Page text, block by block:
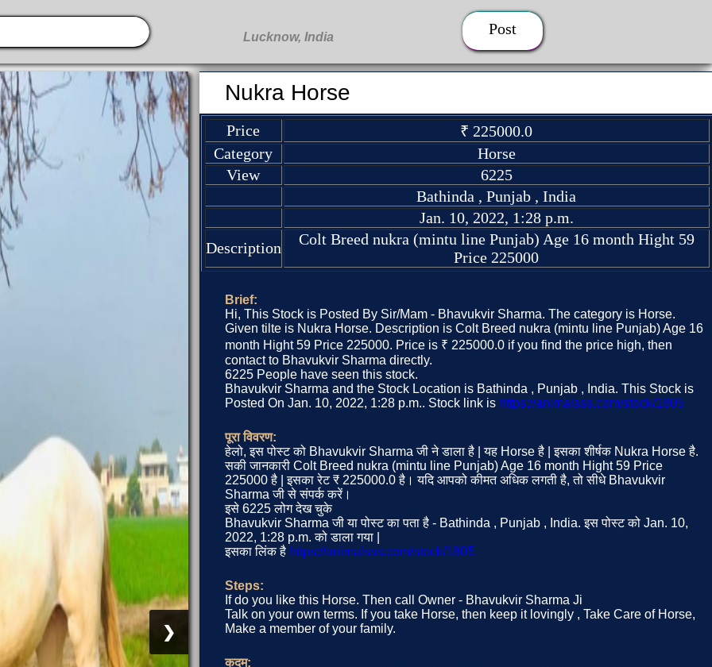
Post
❯
Nukra Horse
Price
₹ 225000.0
Category
Horse
View
6225
Bathinda , Punjab , India
Jan. 10, 2022, 1:28 p.m.
Description
Colt Breed nukra (mintu line Punjab) Age 16 month Hight 59
Price 225000
Brief:
Hi, This Stock is Posted By Sir/Mam - Bhavukvir Sharma. The category is Horse.
Given tilte is Nukra Horse. Description is Colt Breed nukra (mintu line Punjab) Age 16
month Hight 59 Price 225000. Price is ₹ 225000.0 if you find the price high, then
contact to Bhavukvir Sharma directly.
6225 People have seen this stock.
Bhavukvir Sharma and the Stock Location is Bathinda , Punjab , India. This Stock is
Posted On Jan. 10, 2022, 1:28 p.m.. Stock link is https://animalsss.com/stock/1805
पूरा विवरण:
हेलो, इस पोस्ट को Bhavukvir Sharma जी ने डाला है | यह Horse है | इसका शीर्षक Nukra Horse है.
सकी जानकारी Colt Breed nukra (mintu line Punjab) Age 16 month Hight 59 Price
225000 है | इसका रेट ₹ 225000.0 है। यदि आपको कीमत अधिक लगती है, तो सीधे Bhavukvir
Sharma जी से संपर्क करें।
इसे 6225 लोग देख चुके
Bhavukvir Sharma जी या पोस्ट का पता है - Bathinda , Punjab , India. इस पोस्ट को Jan. 10,
2022, 1:28 p.m. को डाला गया |
इसका लिंक है https://animalsss.com/stock/1805
Steps:
If do you like this Horse. Then call Owner - Bhavukvir Sharma Ji
Talk on your own terms. If you take Horse, then keep it lovingly , Take Care of Horse,
Make a member of your family.
कदम: